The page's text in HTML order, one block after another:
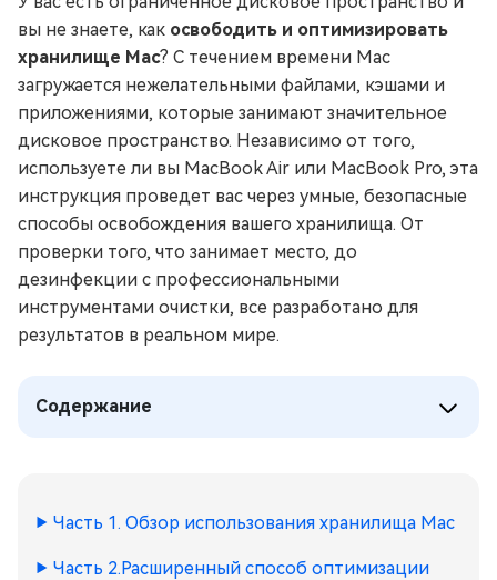
вы не знаете, как освободить и оптимизировать
хранилище Mac? С течением времени Mac
загружается нежелательными файлами, кэшами и
приложениями, которые занимают значительное
дисковое пространство. Независимо от того,
используете ли вы MacBook Air или MacBook Pro, эта
инструкция проведет вас через умные, безопасные
способы освобождения вашего хранилища. От
проверки того, что занимает место, до
дезинфекции с профессиональными
инструментами очистки, все разработано для
результатов в реальном мире.
Содержание
Часть 1. Обзор использования хранилища Mac
Часть 2.Расширенный способ оптимизации